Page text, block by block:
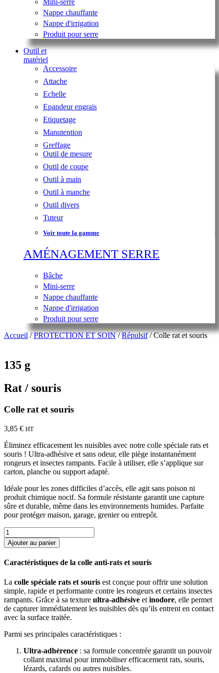
Mini-serre
Nappe chauffante
Nappe d'irrigation
Produit pour serre
Outil et
matériel
Accessoire
Attache
Echelle
Epandeur engrais
Etiquetage
Manutention
Greffage
Outil de mesure
Outil de coupe
Outil à main
Outil à manche
Outil divers
Tuteur
Voir toute la gamme
AMÉNAGEMENT SERRE
Bâche
Mini-serre
Nappe chauffante
Nappe d'irrigation
Produit pour serre
Accueil /PROTECTION ET SOIN/Répulsif/ Colle rat et souris
135 g
Rat / souris
Colle rat et souris
3,85 € HT
Éliminez efficacement les nuisibles avec notre colle spéciale rats et
souris ! Ultra-adhésive et sans odeur, elle piège instantanément
rongeurs et insectes rampants. Facile à utiliser, elle s’applique sur
carton, planche ou support adapté.
Idéale pour les zones difficiles d’accès, elle agit sans poison ni
produit chimique nocif. Sa formule résistante garantit une capture
sûre et durable, même dans les environnements humides. Parfaite
pour protéger maison, garage, grenier ou entrepôt.
quantité
de
Colle
et
Ajouter au panier
Caractéristiques de la colle anti-rats et souris
La colle spéciale rats et souris est conçue pour offrir une solution
simple, rapide et performante contre les rongeurs et certains insectes
rampants. Grâce à sa texture ultra-adhésive et inodore, elle permet
de capturer immédiatement les nuisibles dès qu’ils entrent en contact
avec la surface traitée.
Parmi ses principales caractéristiques :
Ultra-adhérence : sa formule concentrée garantit un pouvoir
collant maximal pour immobiliser efficacement rats, souris,
lézards, cafards ou autres nuisibles.